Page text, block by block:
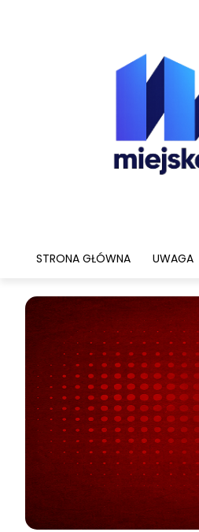
STRONA GŁÓWNA UWAGA